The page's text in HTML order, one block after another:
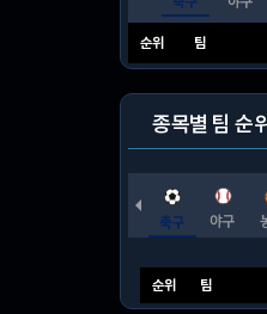
순위 팀
종목별 팀 순위
순위 팀